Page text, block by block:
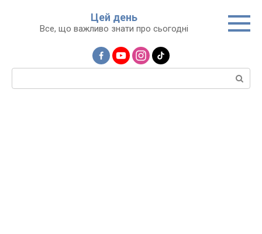
Цей день
Все, що важливо знати про сьогодні
Пошук: